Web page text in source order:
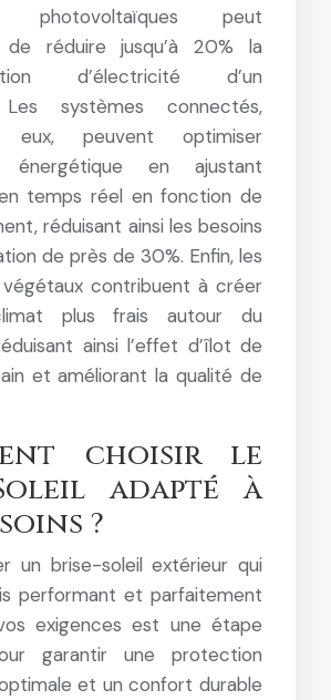
photovoltaïques peut
réduire jusqu’à 20% la
d’électricité d’un
systèmes connectés,
peuvent optimiser
énergétique en ajustant
temps réel en fonction de
réduisant ainsi les besoins
de près de 30%. Enfin, les
contribuent à créer
plus frais autour du
ainsi l’effet d’îlot de
et améliorant la qualité de
choisir le
adapté à
?
un brise-soleil extérieur qui
performant et parfaitement
exigences est une étape
garantir une protection
et un confort durable